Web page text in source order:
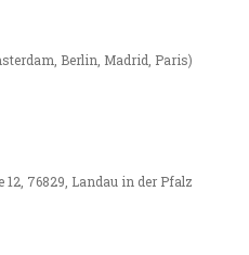
Berlin, Madrid, Paris)
76829, Landau in der Pfalz